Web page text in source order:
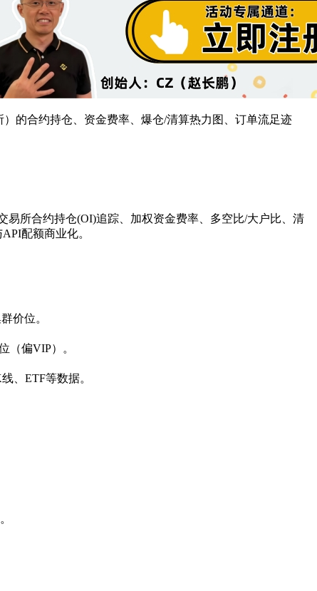
）的合约持仓、资金费率、爆仓/清算热力图、订单流足迹
易所合约持仓(OI)追踪、加权资金费率、多空比/大户比、清
配额商业化。
价位。
（偏VIP）。
、ETF等数据。